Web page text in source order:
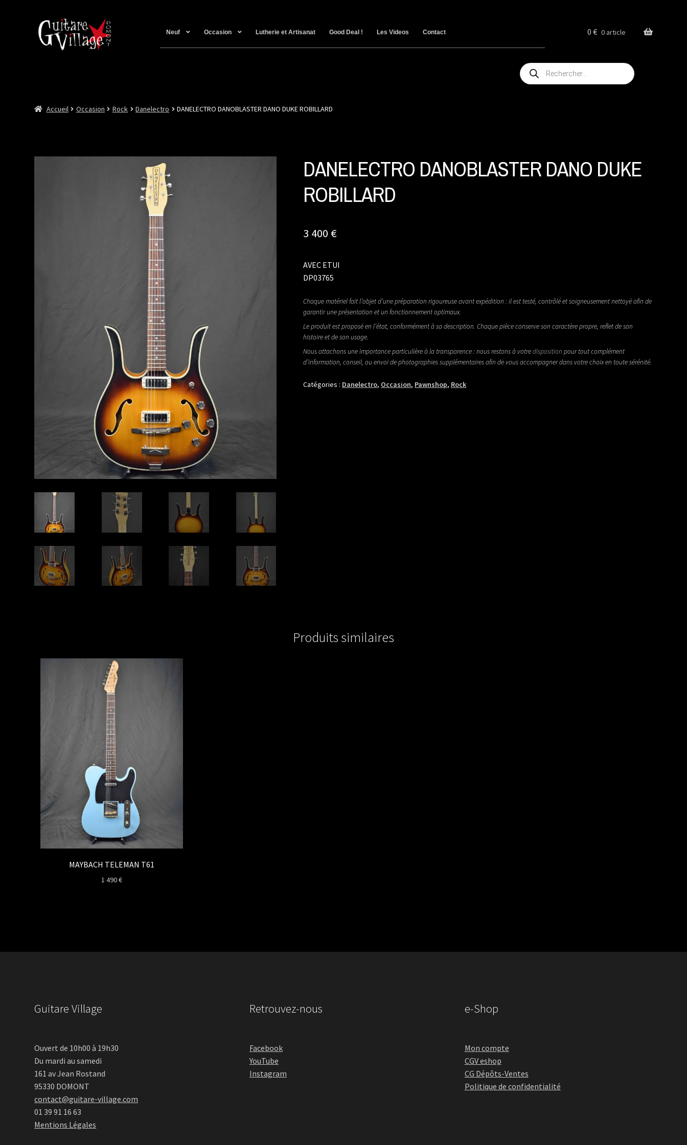
Neuf Occasion Lutherie et Artisanat Good Deal ! Les Videos Contact 0€ 0 article
Recherche
de
produits
Accueil Occasion Rock Danelectro DANELECTRO DANOBLASTER DANO DUKE ROBILLARD
DANELECTRO DANOBLASTER DANO DUKE
ROBILLARD
3 400 €
AVEC ETUI
DP03765
Chaque matériel fait l’objet d’une préparation rigoureuse avant expédition : il est testé, contrôlé et soigneusement nettoyé afin de
garantir une présentation et un fonctionnement optimaux.
Le produit est proposé en l’état, conformément à sa description. Chaque pièce conserve son caractère propre, reflet de son
histoire et de son usage.
Nous attachons une importance particulière à la transparence : nous restons à votredisposition pour tout complément
d’information, conseil, ou envoi de photographies supplémentaires afin de vous accompagner dans votre choix en toute sérénité.
Catégories : Danelectro, Occasion, Pawnshop, Rock
Produits similaires
MAYBACH TELEMAN T61
1 490€
Guitare Village
Ouvert de 10h00 à 19h30
Du mardi au samedi
161 av Jean Rostand
95330 DOMONT
contact@guitare-village.com
01 39 91 16 63
Mentions Légales
Retrouvez-nous
Facebook
YouTube
Instagram
e-Shop
Mon compte
CGV eshop
CG Dépôts-Ventes
Politique de confidentialité